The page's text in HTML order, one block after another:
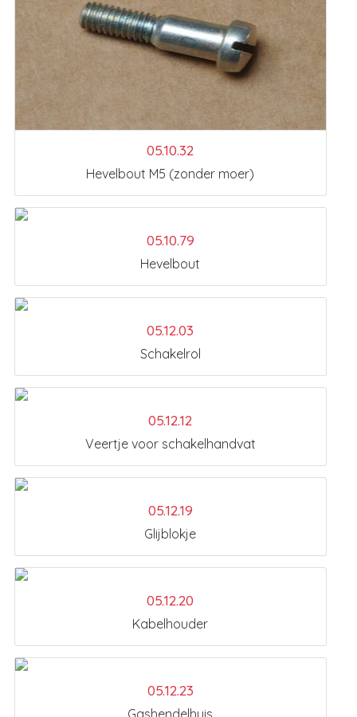
05.10.32
Hevelbout M5 (zonder moer)
05.10.79
Hevelbout
05.12.03
Schakelrol
05.12.12
Veertje voor schakelhandvat
05.12.19
Glijblokje
05.12.20
Kabelhouder
05.12.23